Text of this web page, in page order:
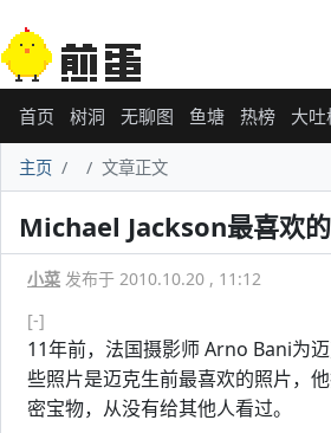
首页 树洞 无聊图 鱼塘 热榜 大吐
主页 文章正文
Michael Jackson最喜欢
小菜 发布于 2010.10.20 , 11:12
[-]
11年前，法国摄影师 Arno Bani为
些照片是迈克生前最喜欢的照片，
密宝物，从没有给其他人看过。